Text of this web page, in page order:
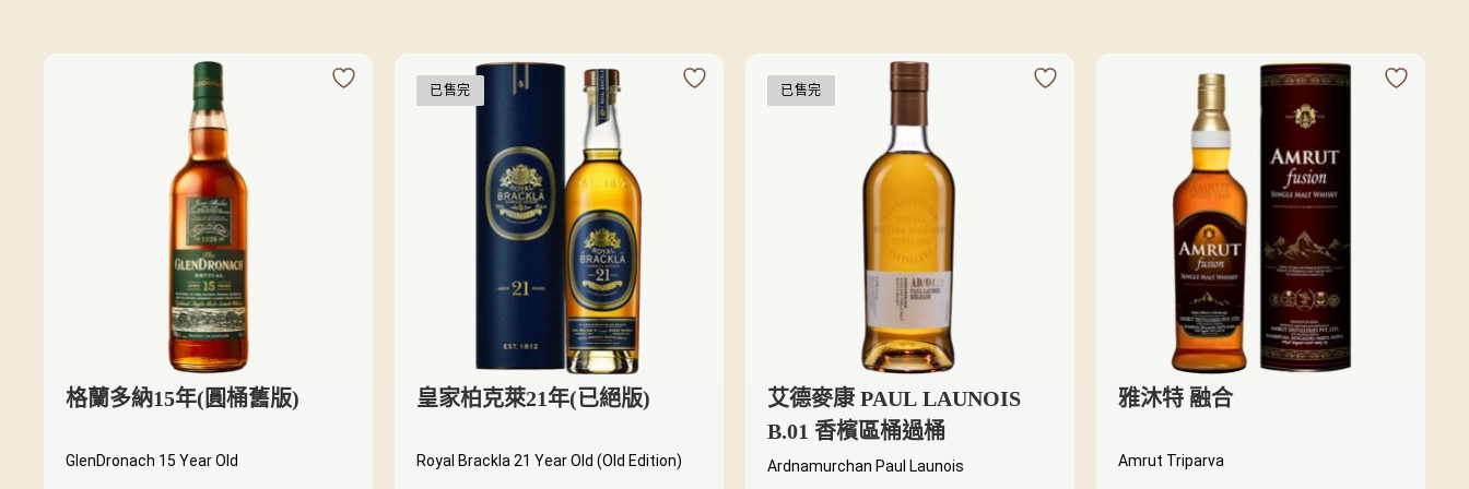
格蘭多納15年(圓桶舊版)
GlenDronach 15 Year Old
已售完
皇家柏克萊21年(已絕版)
Royal Brackla 21 Year Old (Old Edition)
已售完
艾德麥康 PAUL LAUNOIS
B.01 香檳區桶過桶
Ardnamurchan Paul Launois
雅沐特 融合
Amrut Triparva